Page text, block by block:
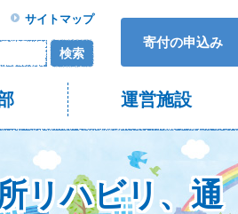
運営施設
寄付の申込み
サイトマップ
検索
リハビリ、通